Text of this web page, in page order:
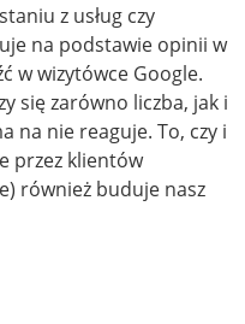
z usług czy
na podstawie opinii w
w wizytówce Google.
się zarówno liczba, jak i
na nie reaguje. To, czy i
przez klientów
również buduje nasz